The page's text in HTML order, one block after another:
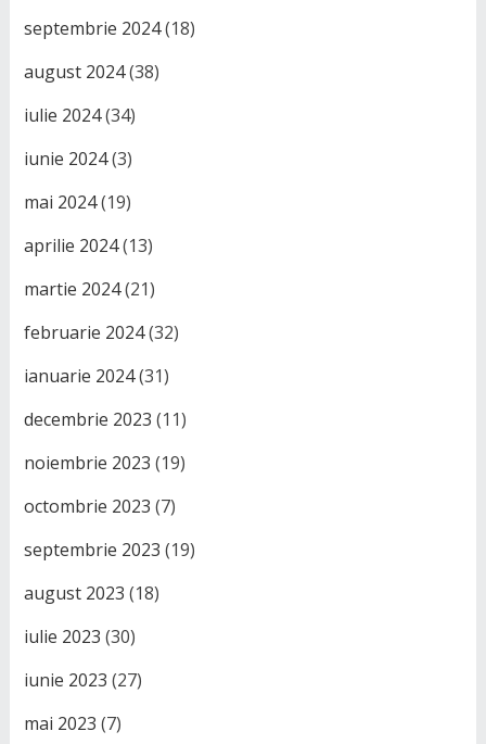
septembrie 2024(18)
august 2024(38)
iulie 2024(34)
iunie 2024(3)
mai 2024(19)
aprilie 2024(13)
martie 2024(21)
februarie 2024(32)
ianuarie 2024(31)
decembrie 2023 (11)
noiembrie 2023 (19)
octombrie 2023 (7)
septembrie 2023 (19)
august 2023 (18)
iulie 2023 (30)
iunie 2023 (27)
mai 2023 (7)